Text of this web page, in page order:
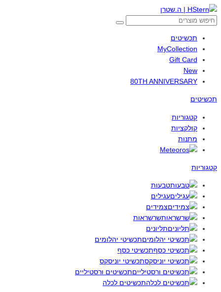
תכשיטים
MyCollection
Gift Card
New
80TH ANNIVERSARY
תכשיטים
קטגוריות
קולקציות
מתנות
קטגוריות
טבעות
עגילים
צמידים
שרשראות
תליונים
תכשיטי יהלומים
תכשיטי כסף
תכשיטי יוניסקס
תכשיטים ורסטיליים
תכשיטים לכלה